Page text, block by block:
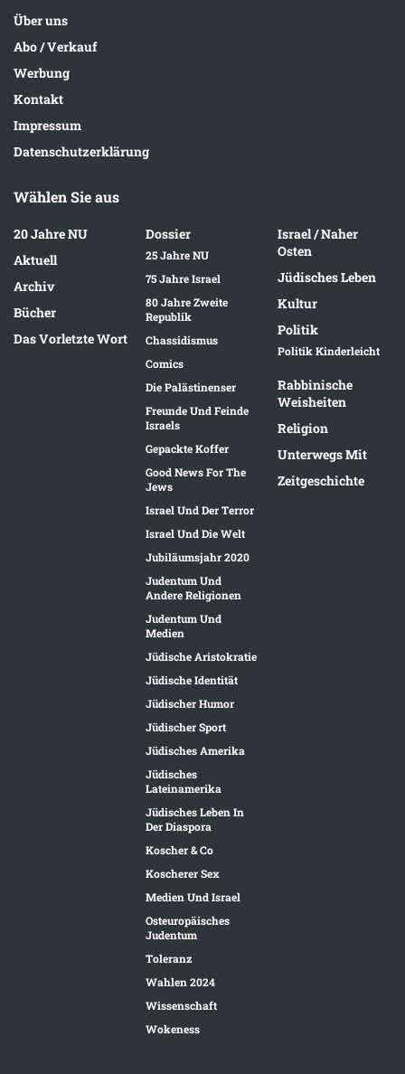
Über uns
Abo / Verkauf
Werbung
Kontakt
Impressum
Datenschutzerklärung
Wählen Sie aus
20 Jahre NU
Aktuell
Archiv
Bücher
Das Vorletzte Wort
Dossier
25 Jahre NU
75 Jahre Israel
80 Jahre Zweite
Republik
Chassidismus
Comics
Die Palästinenser
Freunde Und Feinde
Israels
Gepackte Koffer
Good News For The
Jews
Israel Und Der Terror
Israel Und Die Welt
Jubiläumsjahr 2020
Judentum Und
Andere Religionen
Judentum Und
Medien
Jüdische Aristokratie
Jüdische Identität
Jüdischer Humor
Jüdischer Sport
Jüdisches Amerika
Jüdisches
Lateinamerika
Jüdisches Leben In
Der Diaspora
Koscher & Co
Koscherer Sex
Medien Und Israel
Osteuropäisches
Judentum
Toleranz
Wahlen 2024
Wissenschaft
Wokeness
Israel / Naher
Osten
Jüdisches Leben
Kultur
Politik
Politik Kinderleicht
Rabbinische
Weisheiten
Religion
Unterwegs Mit
Zeitgeschichte